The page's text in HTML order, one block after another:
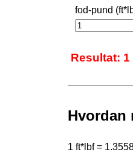
fod-pund
Resultat: 1
Hvordan
1 ft*lbf =